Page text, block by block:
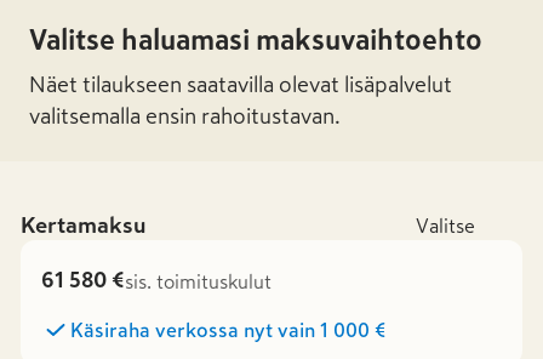
Valitse haluamasi maksuvaihtoehto
Näet tilaukseen saatavilla olevat lisäpalvelut
valitsemalla ensin rahoitustavan.
Kertamaksu Valitse
61 580 €sis. toimituskulut
Käsiraha verkossa nyt vain 1 000 €